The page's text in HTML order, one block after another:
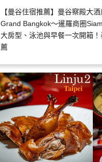
【曼谷住宿推薦】曼谷察殿大
Grand Bangkok～暹羅商圈
大房型、泳池與早餐一次開箱
薦